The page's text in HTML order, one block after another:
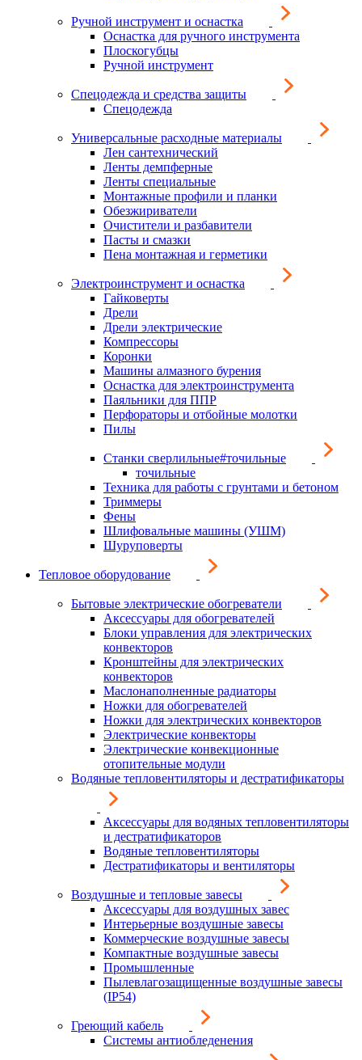
Ручной инструмент и оснастка
Оснастка для ручного инструмента
Плоскогубцы
Ручной инструмент
Спецодежда и средства защиты
Спецодежда
Универсальные расходные материалы
Лен сантехнический
Ленты демпферные
Ленты специальные
Монтажные профили и планки
Обезжириватели
Очистители и разбавители
Пасты и смазки
Пена монтажная и герметики
Электроинструмент и оснастка
Гайковерты
Дрели
Дрели электрические
Компрессоры
Коронки
Машины алмазного бурения
Оснастка для электроинструмента
Паяльники для ППР
Перфораторы и отбойные молотки
Пилы
Станки сверлильные#точильные
точильные
Техника для работы с грунтами и бетоном
Триммеры
Фены
Шлифовальные машины (УШМ)
Шуруповерты
Тепловое оборудование
Бытовые электрические обогреватели
Аксессуары для обогревателей
Блоки управления для электрических
конвекторов
Кронштейны для электрических
конвекторов
Маслонаполненные радиаторы
Ножки для обогревателей
Ножки для электрических конвекторов
Электрические конвекторы
Электрические конвекционные
отопительные модули
Водяные тепловентиляторы и дестратификаторы
Аксессуары для водяных тепловентиляторы
и дестратификаторов
Водяные тепловентиляторы
Дестратификаторы и вентиляторы
Воздушные и тепловые завесы
Аксессуары для воздушных завес
Интерьерные воздушные завесы
Коммерческие воздушные завесы
Компактные воздушные завесы
Промышленные
Пылевлагозащищенные воздушные завесы
(IP54)
Греющий кабель
Системы антиобледенения